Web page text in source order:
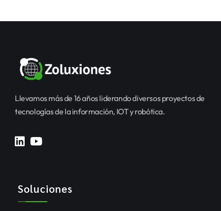
Llevamos más de 16 años liderando diversos proyectos de
tecnologías de la información, IOT y robótica.
Soluciones